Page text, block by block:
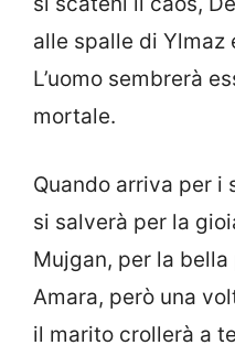
alle spalle di Ylmaz
L’uomo sembrerà
mortale.
Quando arriva per i
si salverà per la
Mujgan, per la
Amara, però una
il marito crollerà a